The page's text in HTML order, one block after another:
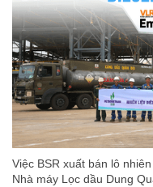
Việc BSR xuất bán lô
Nhà máy Lọc dầu Dung